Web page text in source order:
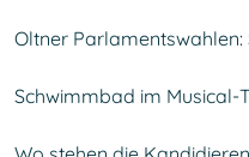
Oltner
Schwimmbad im